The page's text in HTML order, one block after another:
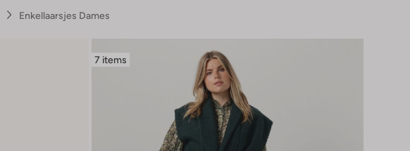
Enkellaarsjes Dames
7 items